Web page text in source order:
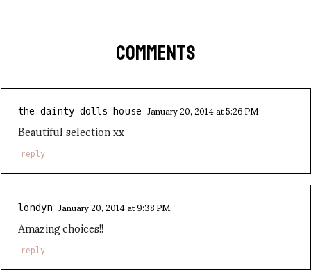
COMMENTS
the dainty dolls house January 20, 2014 at 5:26 PM
Beautiful selection xx
reply
londyn January 20, 2014 at 9:38 PM
Amazing choices!!
reply